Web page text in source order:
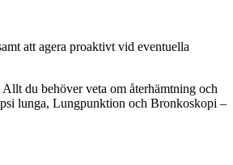
att agera proaktivt vid eventuella
du behöver veta om återhämtning och
lunga, Lungpunktion och Bronkoskopi –